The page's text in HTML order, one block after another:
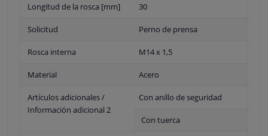
Longitud de la rosca [mm] 30
Solicitud Perno de prensa
Rosca interna M14 x 1,5
Material Acero
Artículos adicionales /
Información adicional 2
Con anillo de seguridad
Con tuerca